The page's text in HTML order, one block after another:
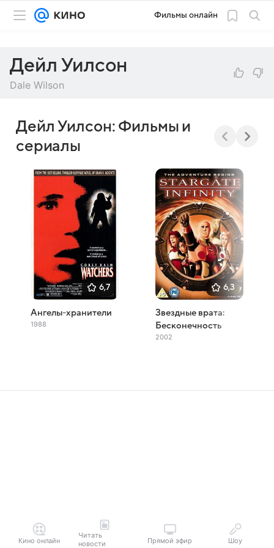
Фильмы онлайн
Дейл Уилсон
Dale Wilson
Дейл Уилсон: Фильмы и
сериалы
6,7
Ангелы-хранители
1988
6,3
Звездные врата:
Бесконечность
2002
Кино онлайн
Читать
новости
Прямой эфир Шоу